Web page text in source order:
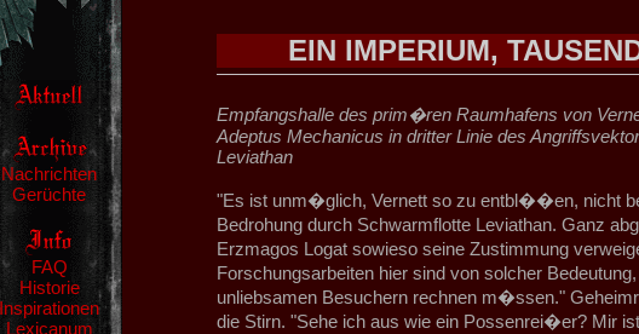
Nachrichten
Gerüchte
FAQ
Historie
Inspirationen
Lexicanum
EIN IMPERIUM,
Empfangshalle des prim�ren Raumhafens von
Adeptus Mechanicus in dritter Linie des
Leviathan
"Es ist unm�glich, Vernett so zu entbl��en, nicht
Bedrohung durch Schwarmflotte Leviathan. Ganz
Erzmagos Logat sowieso seine Zustimmung
Forschungsarbeiten hier sind von solcher
unliebsamen Besuchern rechnen m�ssen."
die Stirn. "Sehe ich aus wie ein Possenrei�er? Mir